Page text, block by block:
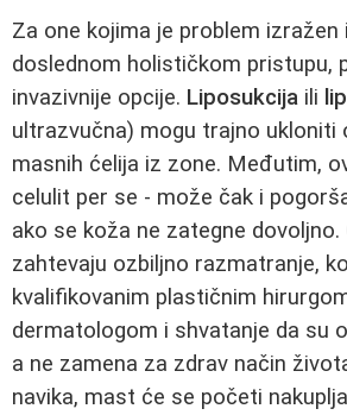
Za one kojima je problem izražen
doslednom holističkom pristupu,
invazivnije opcije. Liposukcija ili
ultrazvučna) mogu trajno ukloniti
masnih ćelija iz zone. Međutim,
celulit per se - može čak i
ako se koža ne zategne dovoljno.
zahtevaju ozbiljno razmatranje,
kvalifikovanim plastičnim
dermatologom i shvatanje da su
a ne zamena za zdrav način
navika, mast će se početi